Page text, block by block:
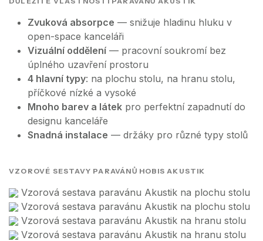
Zvuková absorpce — snižuje hladinu hluku v
open-space kanceláři
Vizuální oddělení — pracovní soukromí bez
úplného uzavření prostoru
4 hlavní typy: na plochu stolu, na hranu stolu,
příčkové nízké a vysoké
Mnoho barev a látek pro perfektní zapadnutí do
designu kanceláře
Snadná instalace — držáky pro různé typy stolů
VZOROVÉ SESTAVY PARAVÁNŮ HOBIS AKUSTIK
Vzorová sestava paravánu Akustik na plochu stolu
Vzorová sestava paravánu Akustik na plochu stolu
Vzorová sestava paravánu Akustik na hranu stolu
Vzorová sestava paravánu Akustik na hranu stolu